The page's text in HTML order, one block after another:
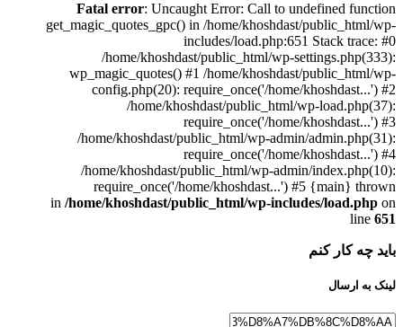
Fatal error: Uncaught Error: Call to undefined function
get_magic_quotes_gpc() in /home/khoshdast/public_html/wp-
includes/load.php:651 Stack trace: #0
/home/khoshdast/public_html/wp-settings.php(333):
wp_magic_quotes() #1 /home/khoshdast/public_html/wp-
config.php(20): require_once('/home/khoshdast...') #2
/home/khoshdast/public_html/wp-load.php(37):
require_once('/home/khoshdast...') #3
/home/khoshdast/public_html/wp-admin/admin.php(31):
require_once('/home/khoshdast...') #4
/home/khoshdast/public_html/wp-admin/index.php(10):
require_once('/home/khoshdast...') #5 {main} thrown
in /home/khoshdast/public_html/wp-includes/load.php on
line 651
باید چه کار کنم
لینک به ارسال